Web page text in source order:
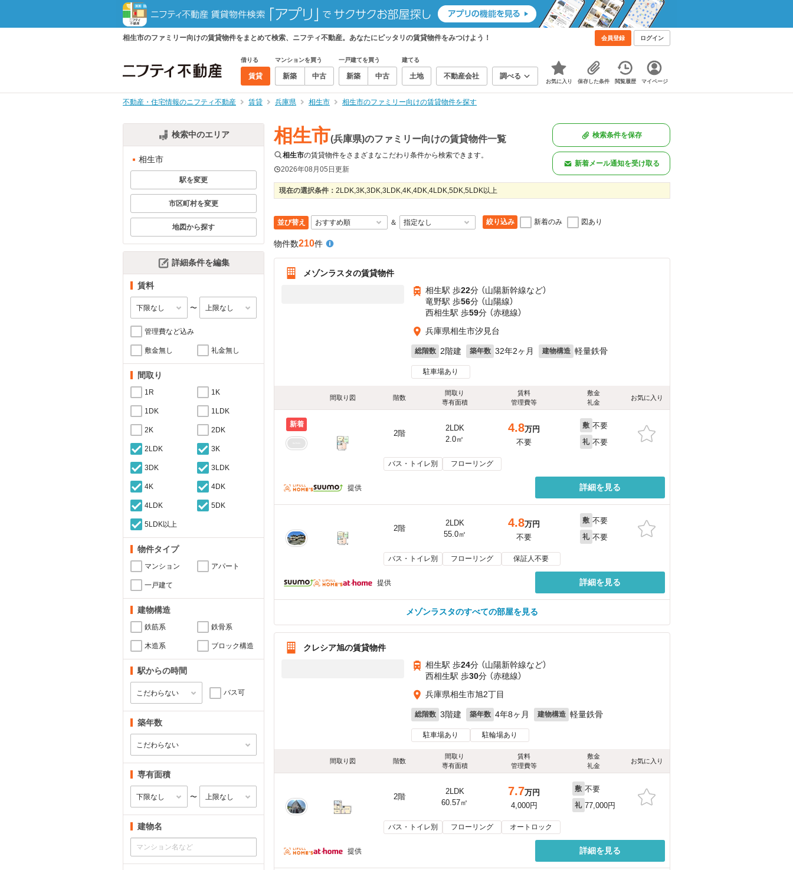
相生市のファミリー向けの賃貸物件をまとめて検索、ニフティ不動産。あなたにピッタリの賃貸物件をみつけよう！ 会員登録 ログイン
借りる
賃貸
マンションを買う
新築 中古
一戸建てを買う
新築 中古
建てる
土地 不動産会社 調べる
お気に入り 保存した条件 閲覧履歴 マイページ
不動産・住宅情報のニフティ不動産 賃貸 兵庫県 相生市 相生市のファミリー向けの賃貸物件を探す
検索中のエリア
相生市
駅を変更
市区町村を変更
地図から探す
詳細条件を編集
賃料
〜
管理費など込み
敷金無し 礼金無し
間取り
1R 1K
1DK 1LDK
2K 2DK
2LDK 3K
3DK 3LDK
4K 4DK
4LDK 5DK
5LDK以上
物件タイプ
マンション アパート
一戸建て
建物構造
鉄筋系 鉄骨系
木造系 ブロック構造
駅からの時間
バス可
築年数
専有面積
〜
建物名
相生市(兵庫県)のファミリー向けの賃貸物件一覧
相生市の賃貸物件をさまざまなこだわり条件から検索できます。
2026年08月05日更新
検索条件を保存
新着メール通知を受け取る
現在の選択条件： 2LDK,3K,3DK,3LDK,4K,4DK,4LDK,5DK,5LDK以上
並び替え ＆ 絞り込み 新着のみ 図あり
物件数210件
メゾンラスタの賃貸物件
相生駅 歩22分 （山陽新幹線など）
竜野駅 歩56分 （山陽線）
西相生駅 歩59分 （赤穂線）
兵庫県相生市汐見台
総階数 2階建 築年数 32年2ヶ月 建物構造 軽量鉄骨
駐車場あり
間取り図 階数
間取り
専有面積
賃料
管理費等
敷金
礼金
お気に入り
新着
2階
2LDK
2.0㎡
4.8万円
不要
敷 不要
礼 不要
バス・トイレ別 フローリング
提供 詳細を見る
2階
2LDK
55.0㎡
4.8万円
不要
敷 不要
礼 不要
バス・トイレ別 フローリング 保証人不要
提供 詳細を見る
メゾンラスタのすべての部屋を見る
クレシア旭の賃貸物件
相生駅 歩24分 （山陽新幹線など）
西相生駅 歩30分 （赤穂線）
兵庫県相生市旭2丁目
総階数 3階建 築年数 4年8ヶ月 建物構造 軽量鉄骨
駐車場あり 駐輪場あり
間取り図 階数
間取り
専有面積
賃料
管理費等
敷金
礼金
お気に入り
2階
2LDK
60.57㎡
7.7万円
4,000円
敷 不要
礼 77,000円
バス・トイレ別 フローリング オートロック
提供 詳細を見る